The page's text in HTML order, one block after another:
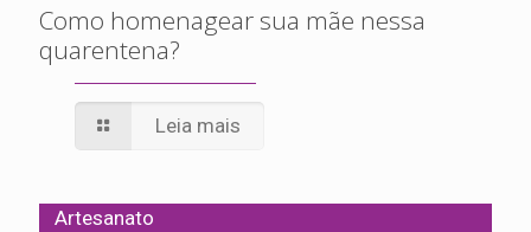
Como homenagear sua mãe nessa
quarentena?
Leia mais
Artesanato